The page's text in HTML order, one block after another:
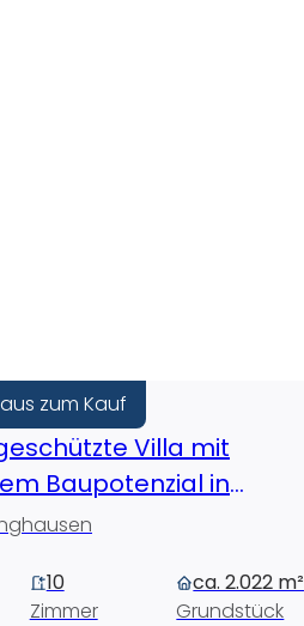
zum Kauf
Villa mit
Baupotenzial in
10
Zimmer
ca. 2.022 m²
Grundstück